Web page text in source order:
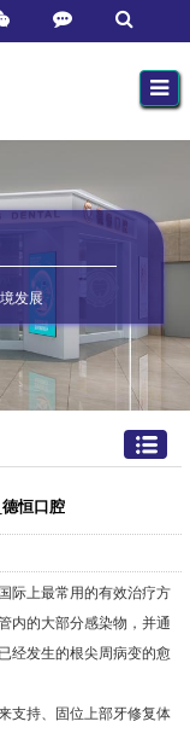
境发展
恒口腔
际上最常用的有效治疗方
内的大部分感染物，并通
经发生的根尖周病变的愈
支持、固位上部牙修复体